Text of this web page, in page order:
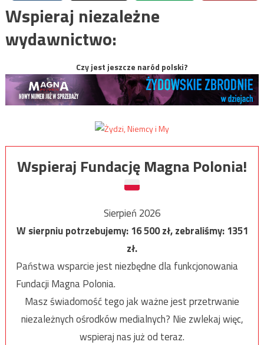
Wspieraj niezależne
wydawnictwo:
Czy jest jeszcze naród polski?
Wspieraj Fundację Magna Polonia!
Sierpień 2026
W sierpniu potrzebujemy:16 500zł, zebraliśmy:1351
zł.
Państwa wsparcie jest niezbędne dla funkcjonowania
Fundacji Magna Polonia.
Masz świadomość tego jak ważne jest przetrwanie
niezależnych ośrodków medialnych? Nie zwlekaj więc,
wspieraj nas już od teraz.